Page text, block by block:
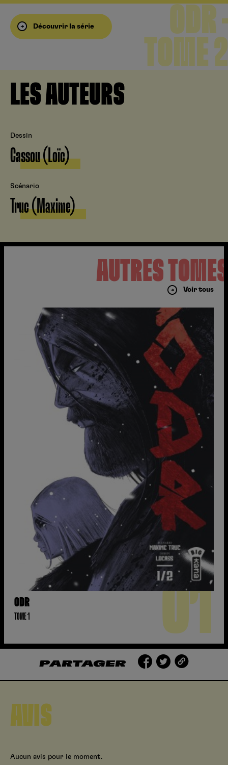
Découvrir la série
ODR –
TOME 2
LES AUTEURS
Dessin
Cassou (Loïc)
Scénario
Truc (Maxime)
AUTRES
Voir tous
ODR
TOME 1 01
PARTAGER
AVIS
Aucun avis pour le moment.